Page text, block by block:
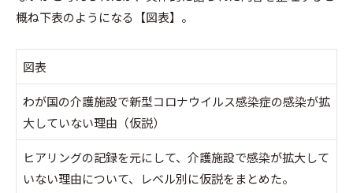
概ね下表のようになる【図表】。
図表
わが国の介護施設で新型コロナウイルス感染症の感染が拡
大していない理由（仮説）
ヒアリングの記録を元にして、介護施設で感染が拡大して
いない理由について、レベル別に仮説をまとめた。